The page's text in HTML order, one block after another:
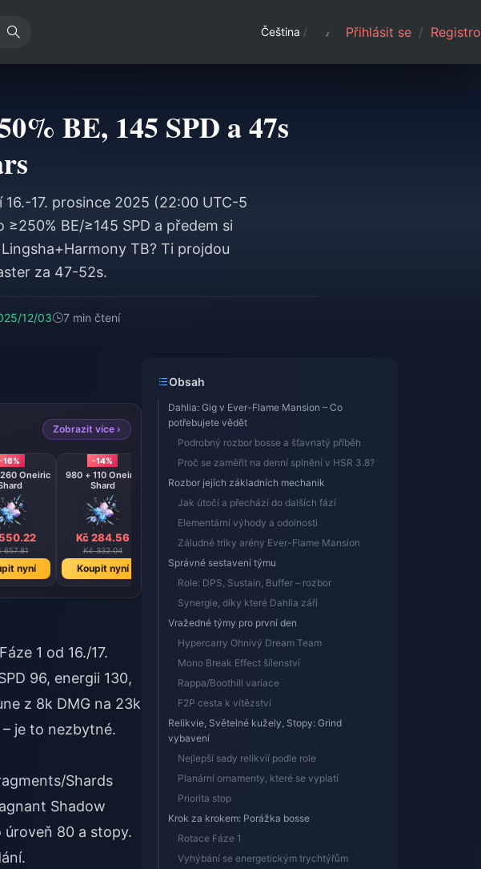
Čeština / Přihlásit se /
BE, 145 SPD a 47s
17. prosince 2025 (22:00 UTC-5
≥250% BE/≥145 SPD a předem si
TB? Ti projdou
za 47-52s.
12/03 7 min čtení
Zobrazit více ›
-16%
Oneiric
657.81
nyní
-14%
980 + 110 Oneiric
Shard
Kč 284.56
Kč 332.04
Koupit nyní
-17%
Pass
Kč 91.27
Koupit nyní
-17%
Shard
Kč 91.49
Koupit nyní
-17%
1 od 16./17.
96, energii 130,
z 8k DMG na 23k
je to nezbytné.
Shards
Shadow
80 a stopy.
Obsah
Dahlia: Gig v Ever-Flame Mansion – Co
potřebujete vědět
Podrobný rozbor bosse a šťavnatý příběh
Proč se zaměřit na denní splnění v HSR 3.8?
Rozbor jejích základních mechanik
Jak útočí a přechází do dalších fází
Elementární výhody a odolnosti
Záludné triky arény Ever-Flame Mansion
Správné sestavení týmu
Role: DPS, Sustain, Buffer – rozbor
Synergie, díky které Dahlia září
Vražedné týmy pro první den
Hypercarry Ohnivý Dream Team
Mono Break Effect šílenství
Rappa/Boothill variace
F2P cesta k vítězství
Relikvie, Světelné kužely, Stopy: Grind
vybavení
Nejlepší sady relikvií podle role
Planární ornamenty, které se vyplatí
Priorita stop
Krok za krokem: Porážka bosse
Rotace Fáze 1
Vyhýbání se energetickým trychtýřům